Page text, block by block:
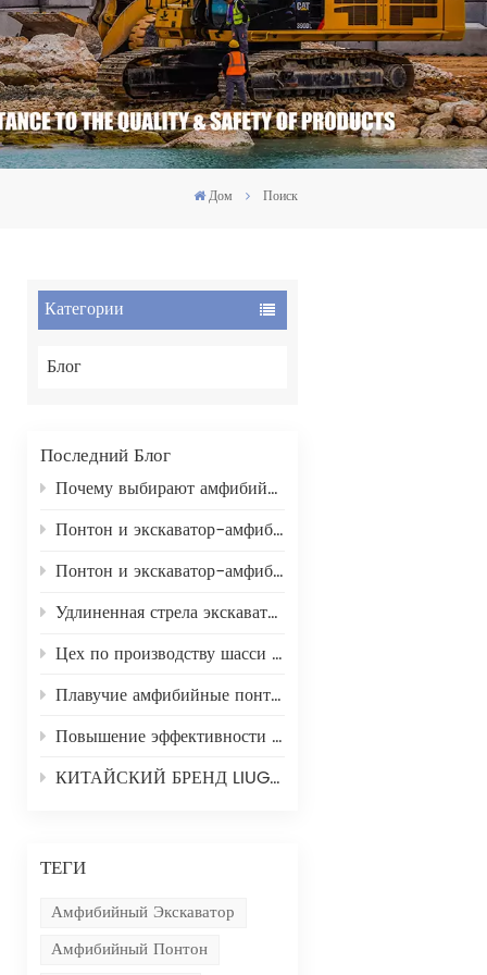
Дом Поиск
Категории
Блог
Последний Блог
Почему выбирают амфибийный экскаватор?
Понтон и экскаватор-амфибия: повышение эффективности водного строительства
Понтон и экскаватор-амфибия: революция в строительных проектах на воде
Удлиненная стрела экскаватора: расширяем возможности в строительстве
Цех по производству шасси экскаваторов-амфибий
Плавучие амфибийные понтоны: революционизация проектов на водных путях с помощью передовых технологий.
Повышение эффективности работы: преимущества и области применения удлиненных рычагов станков Hengwei Machine.
КИТАЙСКИЙ БРЕНД LIUGONG LG913 СТРЕЛА ДЛЯ СНОСА С ВЫСОКИМ ВЫСОТОМ ВЫСОТА 13,5 М
ТЕГИ
Амфибийный Экскаватор
Амфибийный Понтон